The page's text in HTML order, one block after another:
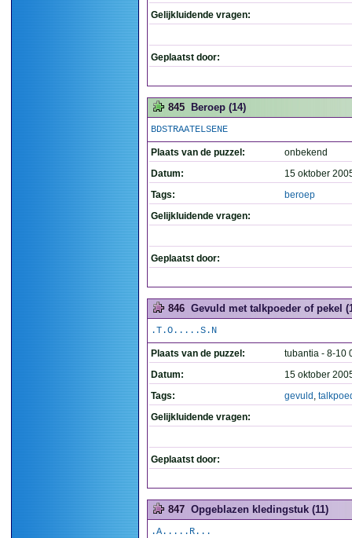
Gelijkluidende vragen:
Geplaatst door:
845 Beroep (14)
BDSTRAATELSENE
Plaats van de puzzel:
onbekend
Datum:
15 oktober
Tags:
beroep
Gelijkluidende vragen:
Geplaatst door:
846 Gevuld met talkpoeder of pekel
.T.O.....S.N
Plaats van de puzzel:
tubantia - 8-10
Datum:
15 oktober
Tags:
gevuld ,
Gelijkluidende vragen:
Geplaatst door:
847 Opgeblazen kledingstuk (11)
.A.....R...